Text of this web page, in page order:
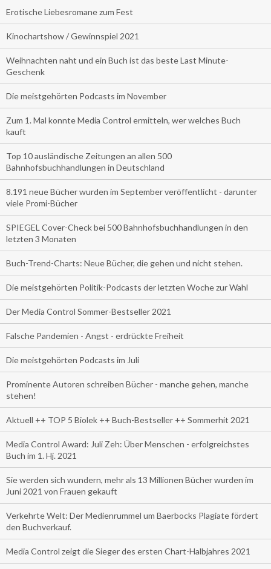
Erotische Liebesromane zum Fest
Kinochartshow / Gewinnspiel 2021
Weihnachten naht und ein Buch ist das beste Last Minute-
Geschenk
Die meistgehörten Podcasts im November
Zum 1. Mal konnte Media Control ermitteln, wer welches Buch
kauft
Top 10 ausländische Zeitungen an allen 500
Bahnhofsbuchhandlungen in Deutschland
8.191 neue Bücher wurden im September veröffentlicht - darunter
viele Promi-Bücher
SPIEGEL Cover-Check bei 500 Bahnhofsbuchhandlungen in den
letzten 3 Monaten
Buch-Trend-Charts: Neue Bücher, die gehen und nicht stehen.
Die meistgehörten Politik-Podcasts der letzten Woche zur Wahl
Der Media Control Sommer-Bestseller 2021
Falsche Pandemien - Angst - erdrückte Freiheit
Die meistgehörten Podcasts im Juli
Prominente Autoren schreiben Bücher - manche gehen, manche
stehen!
Aktuell ++ TOP 5 Biolek ++ Buch-Bestseller ++ Sommerhit 2021
Media Control Award: Juli Zeh: Über Menschen - erfolgreichstes
Buch im 1. Hj. 2021
Sie werden sich wundern, mehr als 13 Millionen Bücher wurden im
Juni 2021 von Frauen gekauft
Verkehrte Welt: Der Medienrummel um Baerbocks Plagiate fördert
den Buchverkauf.
Media Control zeigt die Sieger des ersten Chart-Halbjahres 2021